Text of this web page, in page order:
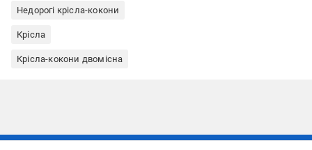
Недорогі крісла-кокони
Крісла
Крісла-кокони двомісна